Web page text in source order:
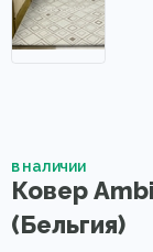
в наличии
Ковер
(Бельгия)